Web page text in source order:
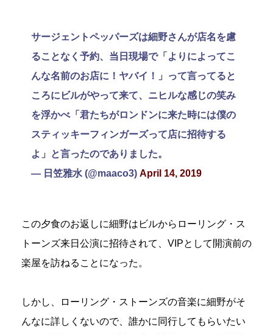
サージェントペッパーズは細野さんが店名を慮
ることなく予約、当日現場で「よりによってこ
んな名前のお店に！ヤバイ！」って言ってると
ころにビルがやって来て、ニヒルな感じの笑み
を浮かべ「君たちがロンドンに来た時には僕の
スティッキーフィンガーズって店に招待する
よ」と言ったのでありました。
— 日笠雅水 (@maaco3) April 14, 2019
この夕食のお返しに細野はビルからローリング・ス
トーンズ来日公演に招待されて、VIPとして開演前の
楽屋を訪ねることになった。
しかし、ローリング・ストーンズの音楽に細野がそ
んなに詳しくないので、誰かに同行してもらいたい